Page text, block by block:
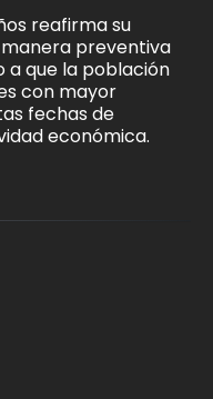
reafirma su
preventiva
a que la población
con mayor
fechas de
económica.